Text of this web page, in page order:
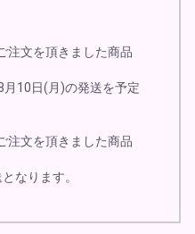
文を頂きました商品
10日(月)の発送を予定
文を頂きました商品
なります。